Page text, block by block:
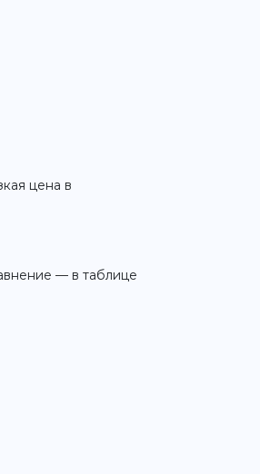
цена в
— в таблице